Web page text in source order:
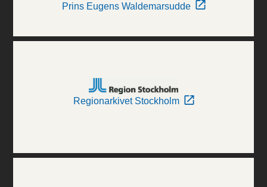
Prins Eugens Waldemarsudde
Regionarkivet Stockholm